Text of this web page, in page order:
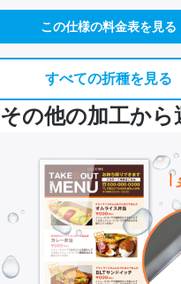
この仕様の料金表を見る
すべての折種を見る
その他の加工から